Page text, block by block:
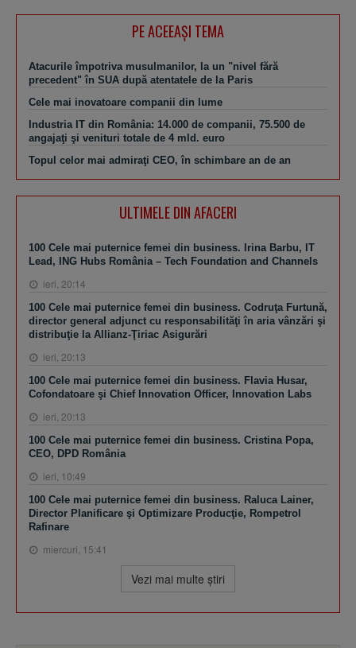
PE ACEEAŞI TEMA
Atacurile împotriva musulmanilor, la un "nivel fără
precedent" în SUA după atentatele de la Paris
Cele mai inovatoare companii din lume
Industria IT din România: 14.000 de companii, 75.500 de
angajaţi şi venituri totale de 4 mld. euro
Topul celor mai admiraţi CEO, în schimbare an de an
ULTIMELE DIN AFACERI
100 Cele mai puternice femei din business. Irina Barbu, IT
Lead, ING Hubs România – Tech Foundation and Channels
ieri, 20:14
100 Cele mai puternice femei din business. Codruţa Furtună,
director general adjunct cu responsabilităţi în aria vânzări şi
distribuţie la Allianz-Ţiriac Asigurări
ieri, 20:13
100 Cele mai puternice femei din business. Flavia Husar,
Cofondatoare şi Chief Innovation Officer, Innovation Labs
ieri, 20:13
100 Cele mai puternice femei din business. Cristina Popa,
CEO, DPD România
ieri, 10:49
100 Cele mai puternice femei din business. Raluca Lainer,
Director Planificare şi Optimizare Producţie, Rompetrol
Rafinare
miercuri, 15:41
Vezi mai multe ştiri